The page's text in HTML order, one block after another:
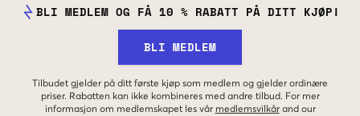
BLI MEDLEM OG FÅ 10 % RABATT PÅ DITT KJØP!
BLI MEDLEM
Tilbudet gjelder på ditt første kjøp som medlem og gjelder ordinære
priser. Rabatten kan ikke kombineres med andre tilbud. For mer
informasjon om medlemskapet les vår medlemsvilkår and our